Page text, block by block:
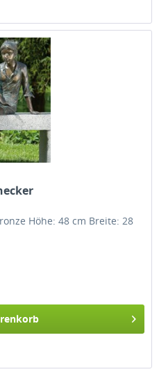
Höhe: 48 cm Breite: 28